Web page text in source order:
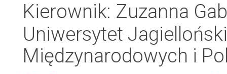
Kierownik: Zuzanna
Uniwersytet
Międzynarodowych i